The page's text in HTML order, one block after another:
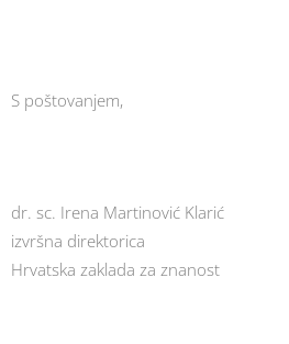
S poštovanjem,
dr. sc. Irena Martinović Klarić
izvršna direktorica
Hrvatska zaklada za znanost